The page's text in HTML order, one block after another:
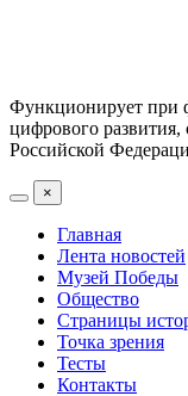
Функционирует при
цифрового
Российской
×
Главная
Лента новостей
Музей Победы
Общество
Страницы
Точка зрения
Тесты
Контакты